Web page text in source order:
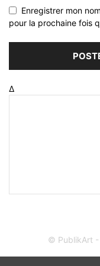
Enregistrer mon
pour la prochaine fois
Δ
© PublikArt -